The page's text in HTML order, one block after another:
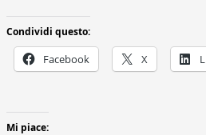
Condividi questo:
Facebook X
Mi piace: